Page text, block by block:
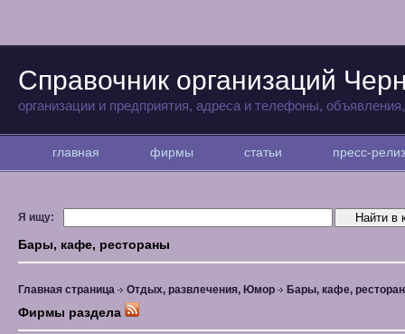
Справочник организаций
организации и предприятия, адреса и телефоны,
главная фирмы статьи пресс-
Я ищу:
Бары, кафе, рестораны
Главная страница Отдых, развлечения, Юмор Бары, кафе,
Фирмы раздела